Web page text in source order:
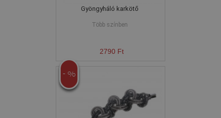
Gyöngyháló karkötő
Több színben
2790 Ft
- %